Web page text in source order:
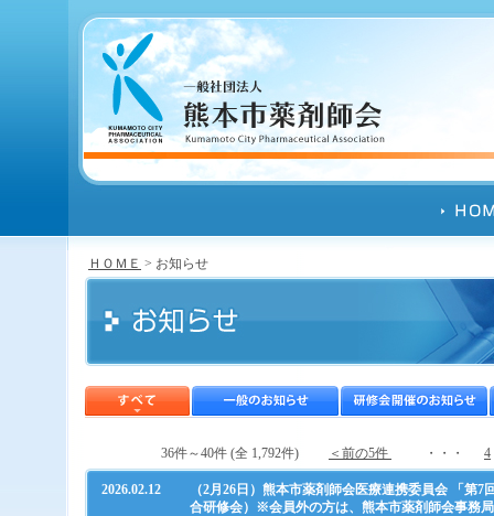
ＨＯＭＥ > お知らせ
36件～40件 (全 1,792件) ＜前の5件 ・・・ 4
2026.02.12
（2月26日）熊本市薬剤師会医療連携委員会 「第
合研修会）※会員外の方は、熊本市薬剤師会事務